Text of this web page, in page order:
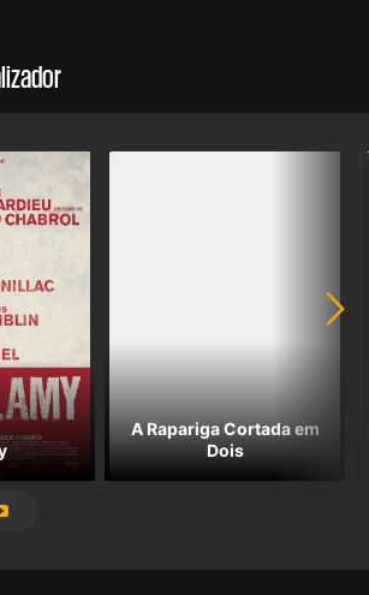
A Rapariga Cortada em
Dois